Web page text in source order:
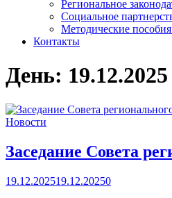
Региональное
Социальное
Методические
Контакты
День: 19.12.2025
Новости
Заседание Совета
19.12.202519.12.20250